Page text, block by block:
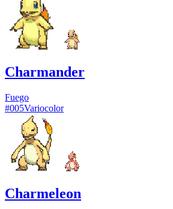
Charmander
Fuego
#005Variocolor
Charmeleon